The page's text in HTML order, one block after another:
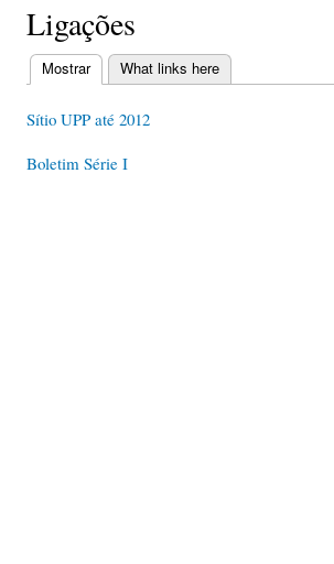
Ligações
Separadores primários
Mostrar(separador ativo)
What links here
Sítio UPP até 2012
Boletim Série I